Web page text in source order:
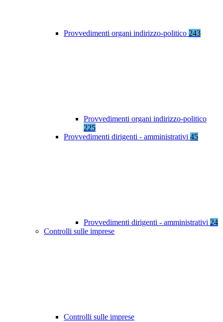
Provvedimenti organi indirizzo-politico 243
Provvedimenti organi indirizzo-politico
225
Provvedimenti dirigenti - amministrativi 45
Provvedimenti dirigenti - amministrativi 24
Controlli sulle imprese
Controlli sulle imprese